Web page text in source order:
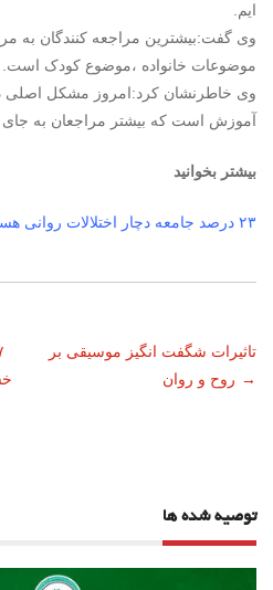
ایم.
وی گفت:بیشترین مراجعه کنندگان به
موضوعات خانواده ،موضوع کودک است.
وی خاطرنشان کرد:امروز مشکل اصلی
آموزش است که بیشتر مراجعان به
بیشتر بخوانید
۲۳ درصد جامعه دچار اختلالات روانی هستند
ناوبری
نوشته
تاثیرات شگفت انگیز موسیقی بر
روح و روان →
توصیه شده ها